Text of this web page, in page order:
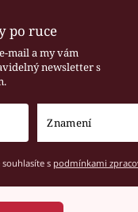
po ruce
mail a my vám
newsletter s
s podmínkami